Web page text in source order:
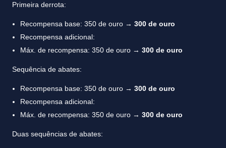
Primeira derrota:
Recompensa base: 350 de ouro → 300 de ouro
Recompensa adicional:
Máx. de recompensa: 350 de ouro → 300 de ouro
Sequência de abates:
Recompensa base: 350 de ouro → 300 de ouro
Recompensa adicional:
Máx. de recompensa: 350 de ouro → 300 de ouro
Duas sequências de abates: